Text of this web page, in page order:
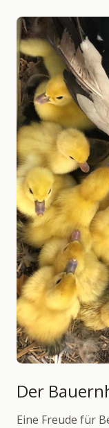
Der
Eine Freude für